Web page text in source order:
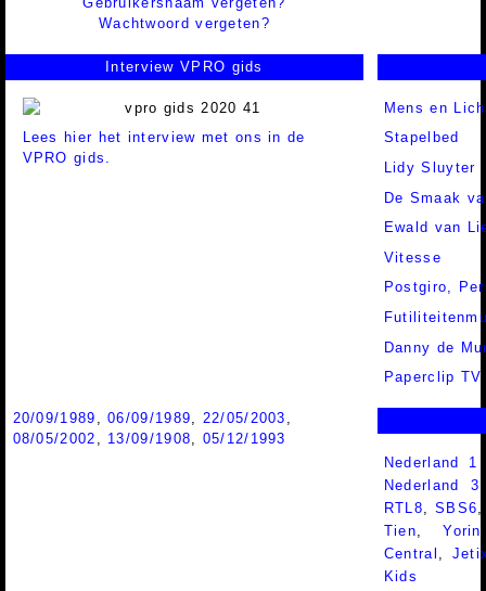
Wachtwoord vergeten?
Interview VPRO gids
Lees hier het interview met ons in de
VPRO gids.
Mens en
Stapelbed
Lidy Sluyter
De Smaak
Ewald van
Vitesse
Postgiro,
Danny de
Paperclip TV
20/09/1989 ,06/09/1989, 22/05/2003 ,
08/05/2002 , 13/09/1908, 05/12/1993
Nederland
Nederland
RTL8 ,SBS6
Tien ,Yorin
Central
Kids